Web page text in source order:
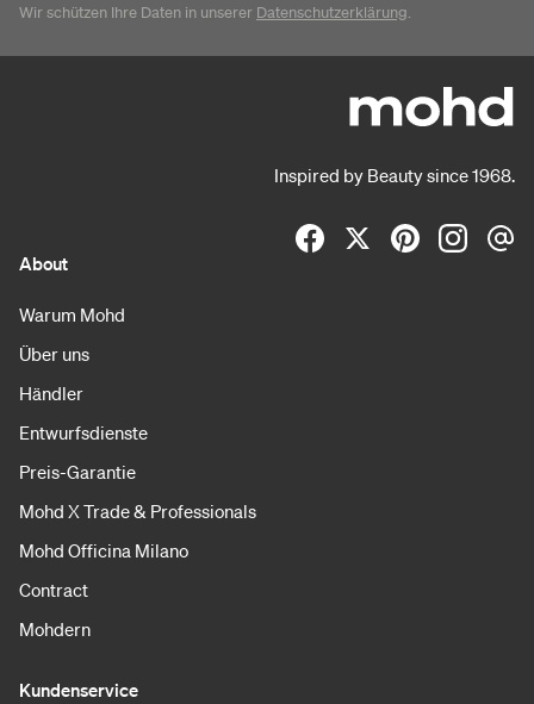
Wir schützen Ihre Daten in unserer Datenschutzerklärung.
Inspired by Beauty since 1968.
About
Warum Mohd
Über uns
Händler
Entwurfsdienste
Preis-Garantie
Mohd X Trade & Professionals
Mohd Officina Milano
Contract
Mohdern
Kundenservice